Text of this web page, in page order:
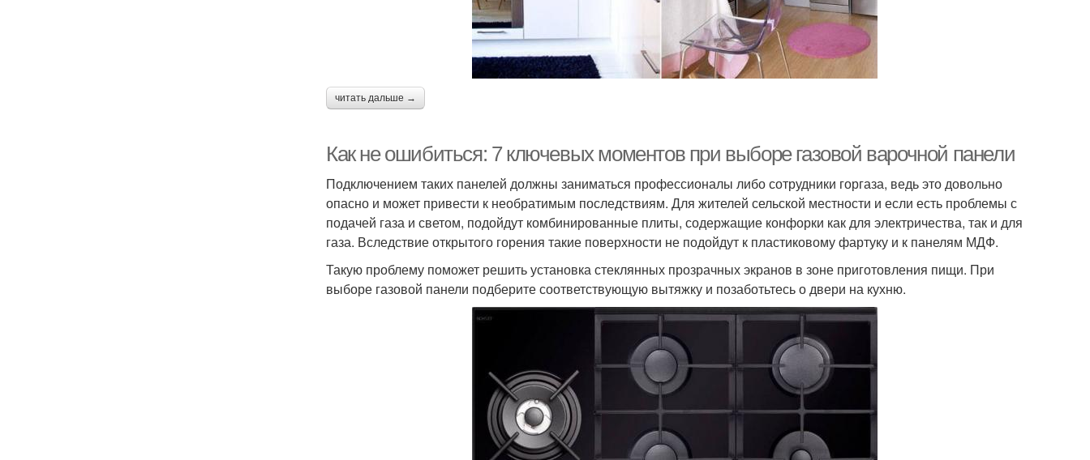
читать дальше →
Как не ошибиться: 7 ключевых моментов при выборе газовой варочной панели
Подключением таких панелей должны заниматься профессионалы либо сотрудники горгаза, ведь это довольно
опасно и может привести к необратимым последствиям. Для жителей сельской местности и если есть проблемы с
подачей газа и светом, подойдут комбинированные плиты, содержащие конфорки как для электричества, так и для
газа. Вследствие открытого горения такие поверхности не подойдут к пластиковому фартуку и к панелям МДФ.
Такую проблему поможет решить установка стеклянных прозрачных экранов в зоне приготовления пищи. При
выборе газовой панели подберите соответствующую вытяжку и позаботьтесь о двери на кухню.